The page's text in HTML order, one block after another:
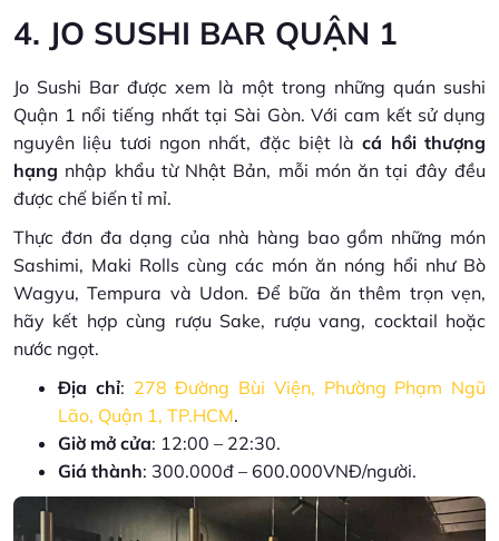
4. JO SUSHI BAR QUẬN 1
Jo Sushi Bar được xem là một trong những quán sushi
Quận 1 nổi tiếng nhất tại Sài Gòn. Với cam kết sử dụng
nguyên liệu tươi ngon nhất, đặc biệt là cá hồi thượng
hạng nhập khẩu từ Nhật Bản, mỗi món ăn tại đây đều
được chế biến tỉ mỉ.
Thực đơn đa dạng của nhà hàng bao gồm những món
Sashimi, Maki Rolls cùng các món ăn nóng hổi như Bò
Wagyu, Tempura và Udon. Để bữa ăn thêm trọn vẹn,
hãy kết hợp cùng rượu Sake, rượu vang, cocktail hoặc
nước ngọt.
Địa chỉ: 278 Đường Bùi Viện, Phường Phạm Ngũ
Lão, Quận 1, TP.HCM.
Giờ mở cửa: 12:00 – 22:30.
Giá thành: 300.000đ – 600.000VNĐ/người.